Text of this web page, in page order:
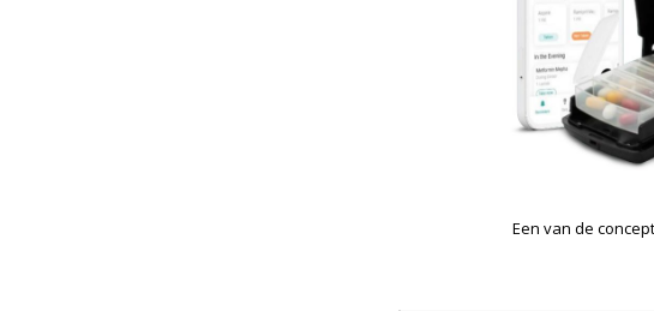
Een van de